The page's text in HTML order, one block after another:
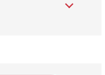
って特に関心の